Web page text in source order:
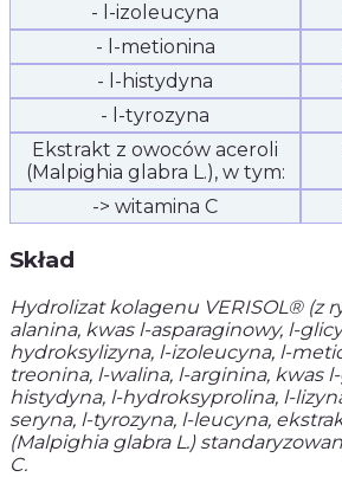
- l-izoleucyna
- l-metionina
- l-histydyna
- l-tyrozyna
Ekstrakt z owoców aceroli
(Malpighia glabra L.), w tym:
-> witamina C
Skład
Hydrolizat kolagenu VERISOL® (z
alanina, kwas l-asparaginowy, l-
hydroksylizyna, l-izoleucyna, l-
treonina, l-walina, l-arginina, kwas
histydyna, l-hydroksyprolina, l-
seryna, l-tyrozyna, l-leucyna,
(Malpighia glabra L.)
C.